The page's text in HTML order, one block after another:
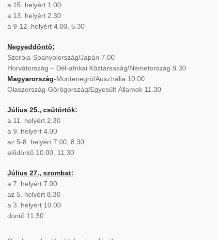
a 15. helyért 1.00
a 13. helyért 2.30
a 9-12. helyért 4.00, 5.30
Negyeddöntő:
Szerbia-Spanyolország/Japán 7.00
Horvátország – Dél-afrikai Köztársaság/Németország 8.30
Magyarország-Montenegró/Ausztrália 10.00
Olaszország-Görögország/Egyesült Államok 11.30
Július 25., csütörtök:
a 11. helyért 2.30
a 9. helyért 4.00
az 5-8. helyért 7.00, 8.30
elődöntő 10.00, 11.30
Július 27., szombat:
a 7. helyért 7.00
az 5. helyért 8.30
a 3. helyért 10.00
döntő 11.30